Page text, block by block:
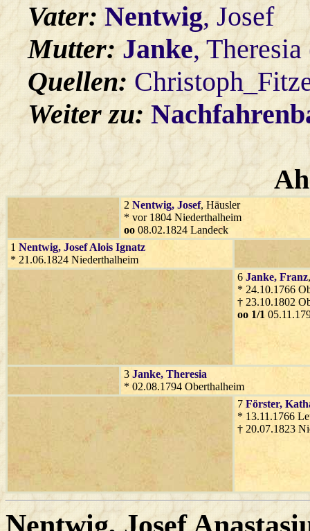
Vater:Nentwig, Josef
Mutter:Janke,
Quellen:
Weiter zu:
2 Nentwig, Josef, Häusler
* vor 1804 Niederthalheim
oo 08.02.1824 Landeck
1 Nentwig, Josef Alois Ignatz
* 21.06.1824 Niederthalheim
6 Janke, Franz
* 24.10.1766
† 23.10.1802
oo 1/1
3 Janke, Theresia
* 02.08.1794 Oberthalheim
7 Förster,
* 13.11.1766
† 20.07.1823